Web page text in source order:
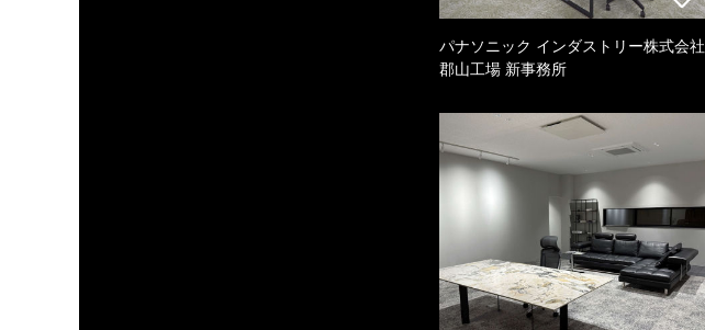
パナソニック インダストリー株式会社
郡山工場 新事務所